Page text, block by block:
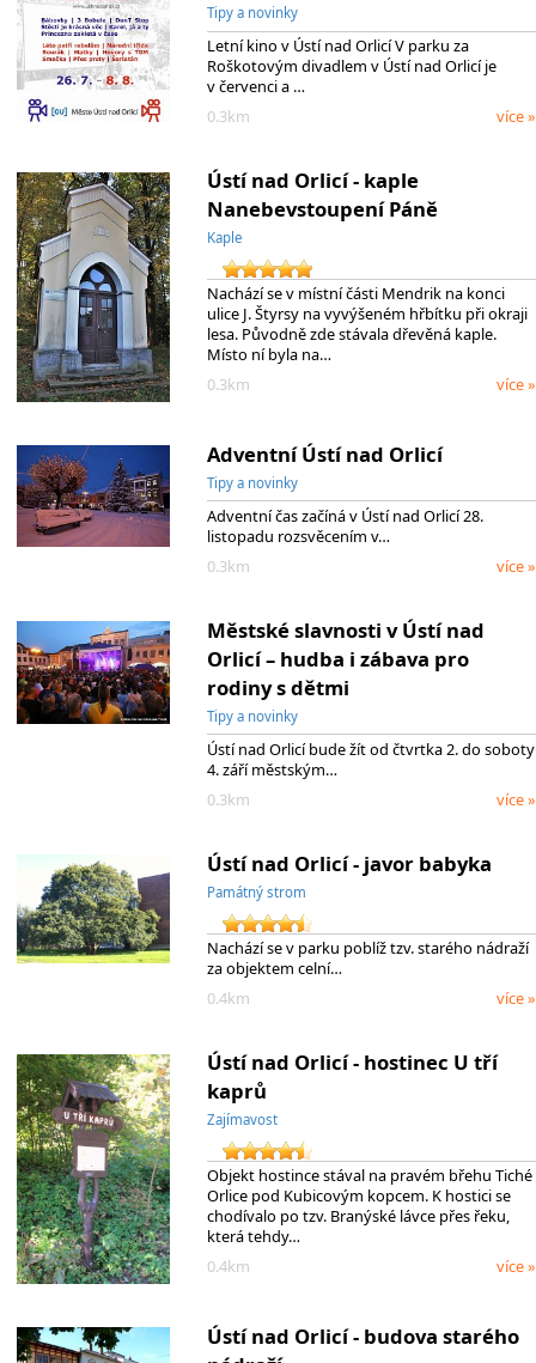
Tipy a novinky
Letní kino v Ústí nad Orlicí V parku za
Roškotovým divadlem v Ústí nad Orlicí je
v červenci a …
0.3km
více »
Ústí nad Orlicí - kaple
Nanebevstoupení Páně
Kaple
Nachází se v místní části Mendrik na konci
ulice J. Štyrsy na vyvýšeném hřbítku při okraji
lesa. Původně zde stávala dřevěná kaple.
Místo ní byla na…
0.3km
více »
Adventní Ústí nad Orlicí
Tipy a novinky
Adventní čas začíná v Ústí nad Orlicí 28.
listopadu rozsvěcením v…
0.3km
více »
Městské slavnosti v Ústí nad
Orlicí – hudba i zábava pro
rodiny s dětmi
Tipy a novinky
Ústí nad Orlicí bude žít od čtvrtka 2. do soboty
4. září městským…
0.3km
více »
Ústí nad Orlicí - javor babyka
Památný strom
Nachází se v parku poblíž tzv. starého nádraží
za objektem celní…
0.4km
více »
Ústí nad Orlicí - hostinec U tří
kaprů
Zajímavost
Objekt hostince stával na pravém břehu Tiché
Orlice pod Kubicovým kopcem. K hostici se
chodívalo po tzv. Branýské lávce přes řeku,
která tehdy…
0.4km
více »
Ústí nad Orlicí - budova starého